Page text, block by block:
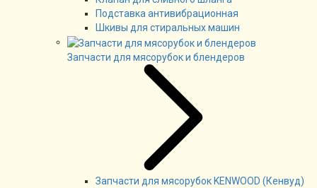
Подставка антивибрационная
Шкивы для стиральных машин
Запчасти для мясорубок и блендеров
Запчасти для мясорубок KENWOOD (Кенвуд)